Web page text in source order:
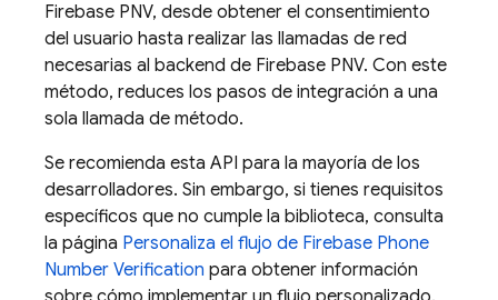
Firebase PNV, desde obtener el consentimiento
del usuario hasta realizar las llamadas de red
necesarias al backend de Firebase PNV. Con este
método, reduces los pasos de integración a una
sola llamada de método.
Se recomienda esta API para la mayoría de los
desarrolladores. Sin embargo, si tienes requisitos
específicos que no cumple la biblioteca, consulta
la página Personaliza el flujo de Firebase Phone
Number Verification para obtener información